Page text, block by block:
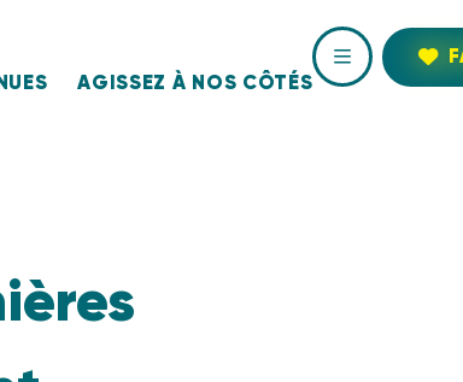
AGISSEZ À NOS CÔTÉS